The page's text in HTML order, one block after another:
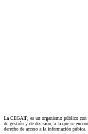
La CEGAIP, es un organismo público con
de gestión y de decisión, a la que se
derecho de acceso a la información púbica.